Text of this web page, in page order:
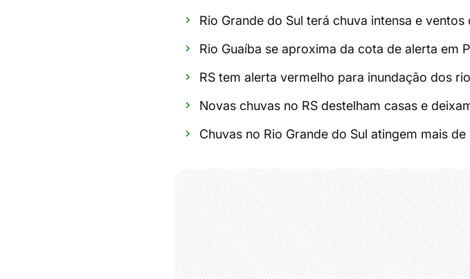
Rio Grande do Sul terá chuva intensa e ventos
Rio Guaíba se aproxima da cota de alerta em
RS tem alerta vermelho para inundação dos
Novas chuvas no RS destelham casas e
Chuvas no Rio Grande do Sul atingem mais